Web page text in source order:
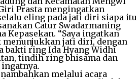
Prasta mengingatkan
eling pada jati diri siapa itu
Catur Swadarmaning
Kepasekan. “Saya ingatkan
menunjukkan jati diri, dengan
bakti ring Ida Hyang Widhi
tindih ring bhisama dan
ingatnya.
melalui acara